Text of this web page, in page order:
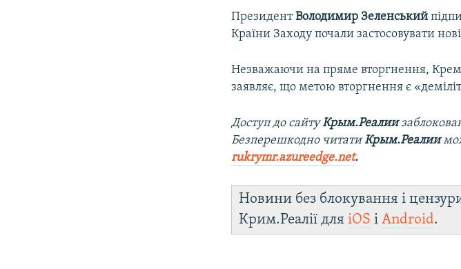
ПрезидентВолодимир Зеленський
Країни Заходу почали застосовувати
Незважаючи на пряме вторгнення,
заявляє, що метою вторгнення є
Доступ до сайтуКрым.Реалии
Безперешкодно читатиКрым.Реалии
rukrymr.azureedge.net.
Новини без блокування і
Крим.Реалії дляiOS іAndroid.